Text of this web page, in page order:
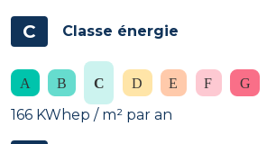
C Classe énergie
166 KWhep / m² par an